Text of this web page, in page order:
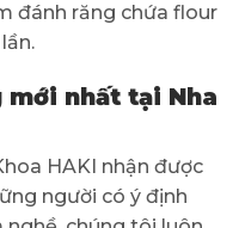
đánh răng chứa flour
mới nhất tại Nha
HAKI nhận được
người có ý định